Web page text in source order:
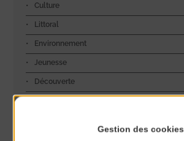
Culture
Littoral
Environnement
Jeunesse
Découverte
Gestion des cookies